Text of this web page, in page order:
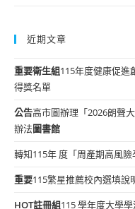
近期文章
重要衛生組115年度健康促進
得獎名單
公告高市圖辦理「2026朗聲
辦法圖書館
轉知115年 度「周產期高風險
重要115繁星推薦校內選填說
HOT註冊組115 學年度大學